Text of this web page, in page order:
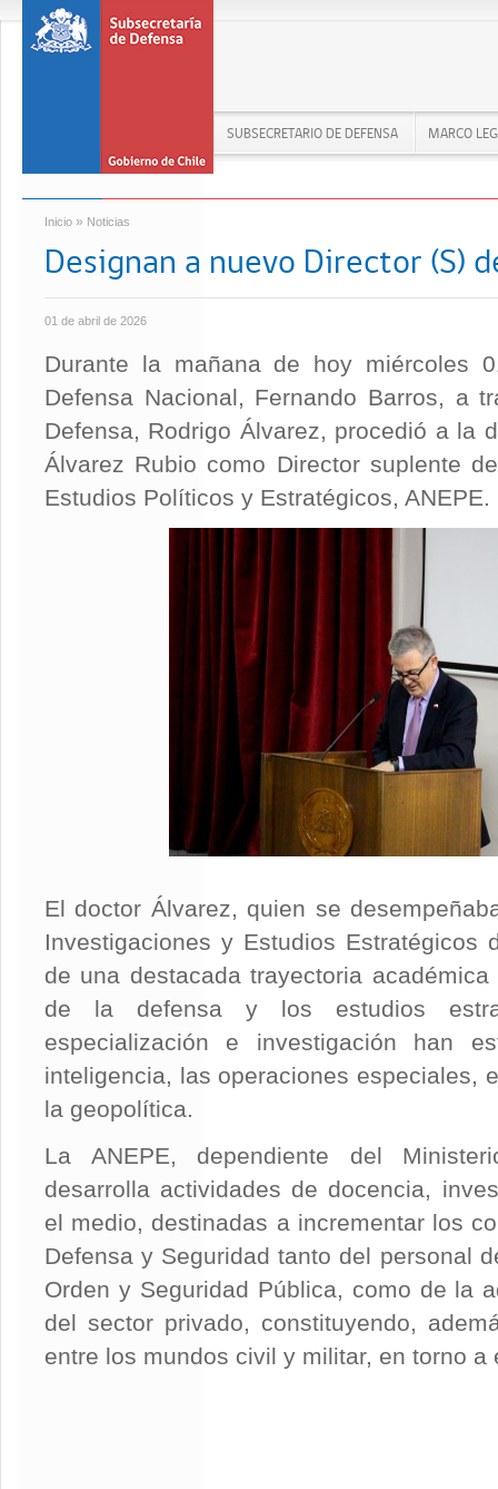
SUBSECRETARIO DE DEFENSA MARCO
Inicio » Noticias
Designan a nuevo Director (S)
01 de abril de 2026
Durante la mañana de hoy miércoles
Defensa Nacional, Fernando Barros, a
Defensa, Rodrigo Álvarez, procedió a la
Álvarez Rubio como Director suplente
Estudios Políticos y Estratégicos, ANEPE.
El doctor Álvarez, quien se
Investigaciones y Estudios Estratégicos
de una destacada trayectoria
de la defensa y los estudios
especialización e investigación han
inteligencia, las operaciones especiales,
la geopolítica.
La ANEPE, dependiente del
desarrolla actividades de docencia,
el medio, destinadas a incrementar los
Defensa y Seguridad tanto del personal
Orden y Seguridad Pública, como de la
del sector privado, constituyendo,
entre los mundos civil y militar, en torno a